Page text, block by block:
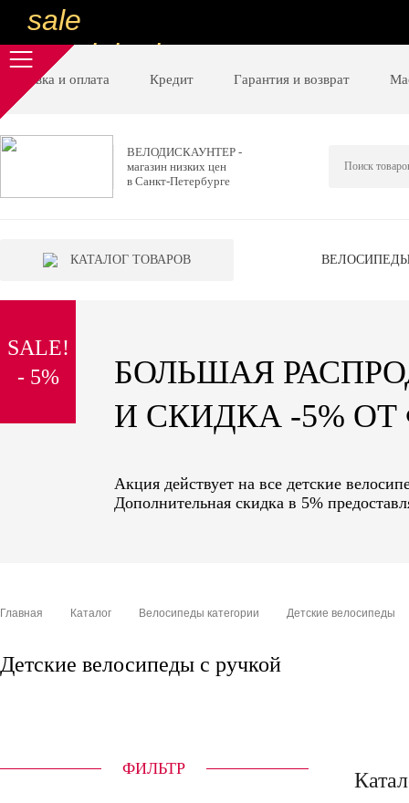
sale
special price
sale
низкие цены
вот дешево
special price
sale
надо брать
sale
Доставка и оплата Кредит Гарантия и возврат
ВЕЛОДИСКАУНТЕР -
магазин низких цен
в Санкт-Петербурге
КАТАЛОГ ТОВАРОВ
SALE!
- 5%
БОЛЬШАЯ
И СКИДКА -5%
Акция действует на все детские
Дополнительная скидка в 5%
Главная Каталог Велосипеды категории Детские велосипеды
Детские велосипеды с ручкой
ФИЛЬТР